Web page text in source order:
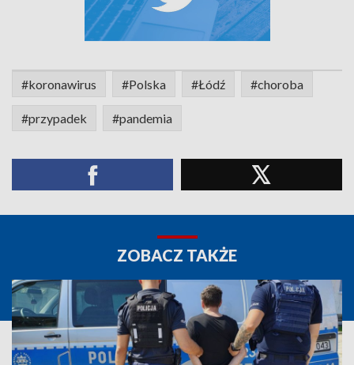
#koronawirus #Polska #Łódź #choroba
#przypadek #pandemia
ZOBACZ TAKŻE